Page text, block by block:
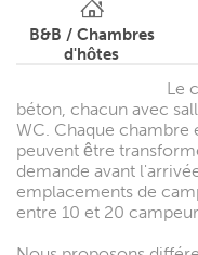
B&B / Chambres
d'hôtes
Le
béton, chacun avec
WC. Chaque chambre
peuvent être
demande avant
emplacements de
entre 10 et 20